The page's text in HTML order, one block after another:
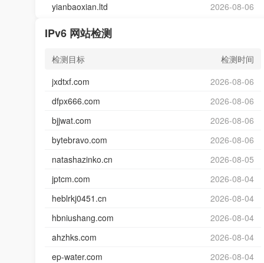
yianbaoxian.ltd
2026-08-06
IPv6 网站检测
检测目标
检测时间
jxdtxf.com
2026-08-06
dfpx666.com
2026-08-06
bjjwat.com
2026-08-06
bytebravo.com
2026-08-06
natashazinko.cn
2026-08-05
jptcm.com
2026-08-04
heblrkj0451.cn
2026-08-04
hbniushang.com
2026-08-04
ahzhks.com
2026-08-04
ep-water.com
2026-08-04